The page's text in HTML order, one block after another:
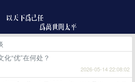
化“优”在何处？
2026-05-14 22:08:02